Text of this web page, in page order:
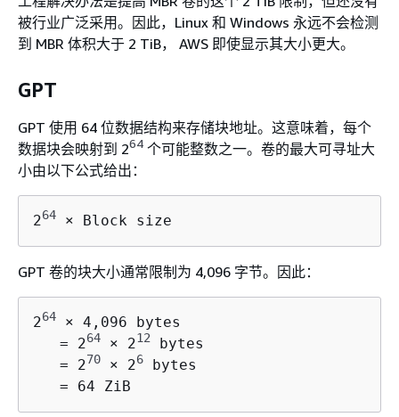
被行业广泛采用。因此，Linux 和 Windows 永远不会检测
到 MBR 体积大于 2 TiB， AWS 即使显示其大小更大。
GPT
GPT 使用 64 位数据结构来存储块地址。这意味着，每个
数据块会映射到 264 个可能整数之一。卷的最大可寻址大
小由以下公式给出：
264 × Block size
GPT 卷的块大小通常限制为 4,096 字节。因此：
264 × 4,096 bytes
   = 2
64 × 212
bytes
   = 2
70 × 26 bytes
   = 64 ZiB